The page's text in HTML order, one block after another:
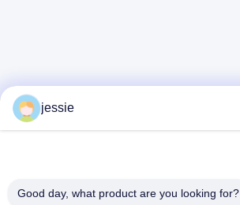
jessie
Good day, what product are you looking for?